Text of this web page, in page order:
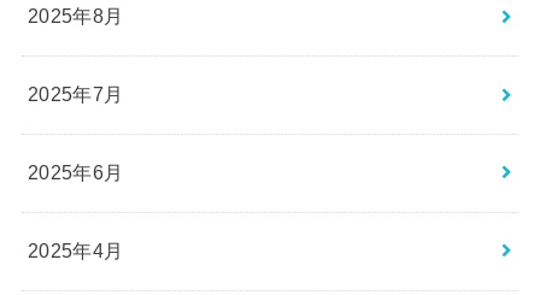
2025年8月
2025年7月
2025年6月
2025年4月